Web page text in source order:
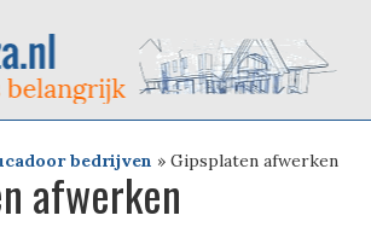
bedrijven »Gipsplaten afwerken
afwerken